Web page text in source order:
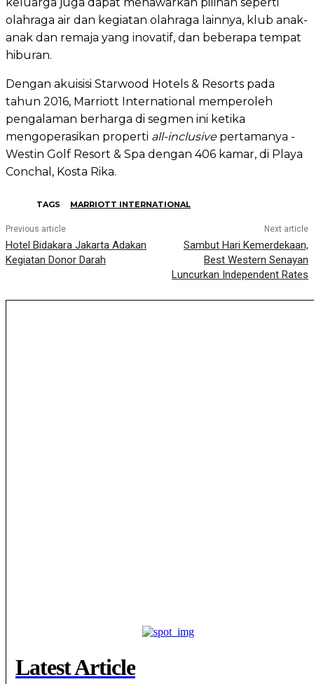
olahraga air dan kegiatan olahraga lainnya, klub anak-
anak dan remaja yang inovatif, dan beberapa tempat
hiburan.
Dengan akuisisi Starwood Hotels & Resorts pada
tahun 2016, Marriott International memperoleh
pengalaman berharga di segmen ini ketika
mengoperasikan properti all-inclusivepertamanya -
Westin Golf Resort & Spa dengan 406 kamar, di Playa
Conchal, Kosta Rika.
TAGS MARRIOTT INTERNATIONAL
Previous article
Hotel Bidakara Jakarta Adakan
Kegiatan Donor Darah
Next article
Sambut Hari Kemerdekaan,
Best Western Senayan
Luncurkan Independent Rates
Latest Article